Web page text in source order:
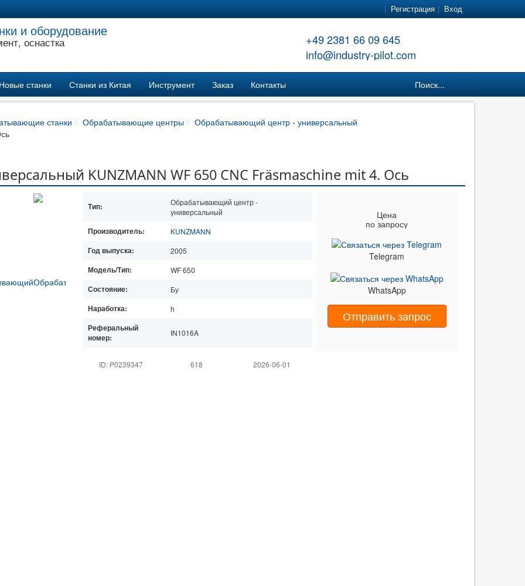
Регистрация Вход
и оборудование
оснастка
+49 2381 66 09 645
info@industry-pilot.com
станки Станки из Китая Инструмент Заказ Контакты Поиск...
станки Обрабатывающие центры
Обрабатывающий центр - универсальный
KUNZMANN WF 650 CNC Fräsmaschine mit 4. Ось
Тип:
Обрабатывающий центр -
универсальный
Производитель: KUNZMANN
Год выпуска: 2005
Модель/Тип: WF 650
Состояние: Бу
Наработка: h
Реферальный
номер:
IN1016A
ID: P0239347 618 2026-06-01
Цена
по запросу
Telegram
WhatsApp
Отправить запрос